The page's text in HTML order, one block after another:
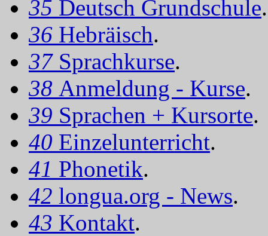
35 Deutsch Grundschule.
36 Hebräisch.
37 Sprachkurse.
38 Anmeldung - Kurse.
39 Sprachen + Kursorte.
40 Einzelunterricht.
41 Phonetik.
42 longua.org - News.
43 Kontakt.